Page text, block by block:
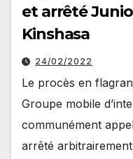
et arrêté
Kinshasa
24/02/2022
Le procès en
Groupe mobile
communément
arrêté